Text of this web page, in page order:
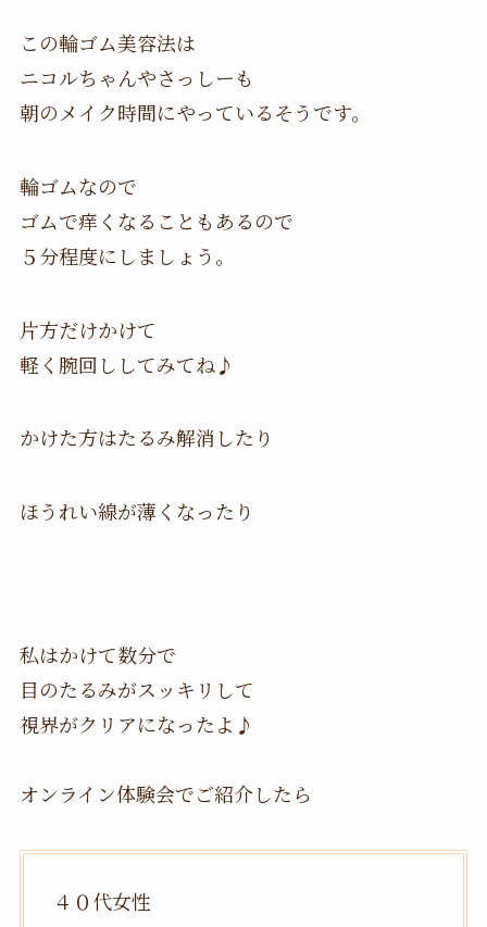
この輪ゴム美容法は
ニコルちゃんやさっしーも
朝のメイク時間にやっているそうです。
輪ゴムなので
ゴムで痒くなることもあるので
５分程度にしましょう。
片方だけかけて
軽く腕回ししてみてね♪
かけた方はたるみ解消したり
ほうれい線が薄くなったり
私はかけて数分で
目のたるみがスッキリして
視界がクリアになったよ♪
オンライン体験会でご紹介したら
４０代女性